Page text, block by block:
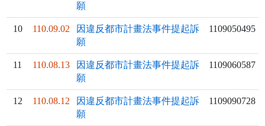
願
10 110.09.02
因違反都市計畫法事件提起訴
願
1109050495
11 110.08.13
因違反都市計畫法事件提起訴
願
1109060587
12 110.08.12
因違反都市計畫法事件提起訴
願
1109090728